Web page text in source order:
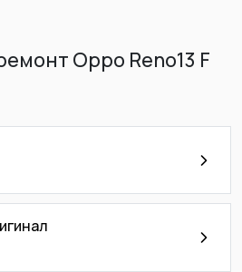
Oppo Reno13 F